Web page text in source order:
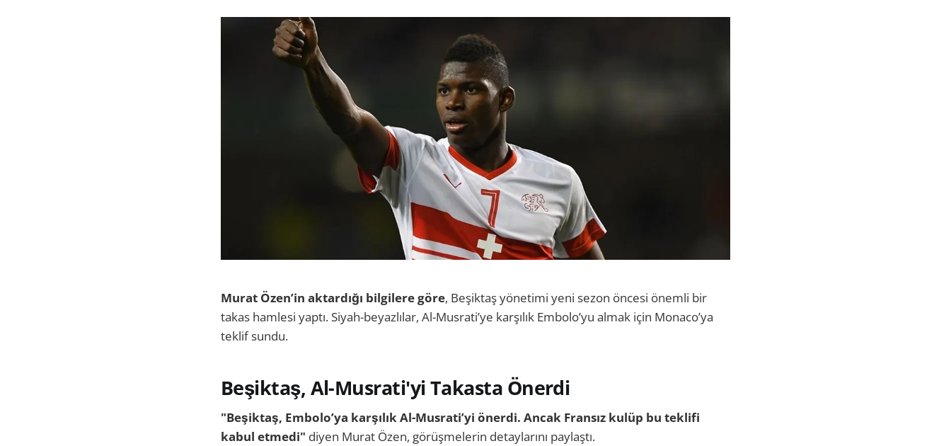
Murat Özen’in aktardığı bilgilere göre, Beşiktaş yönetimi yeni sezon öncesi önemli bir
takas hamlesi yaptı. Siyah-beyazlılar, Al-Musrati’ye karşılık Embolo’yu almak için Monaco’ya
teklif sundu.
Beşiktaş, Al-Musrati'yi Takasta Önerdi
"Beşiktaş, Embolo’ya karşılık Al-Musrati’yi önerdi. Ancak Fransız kulüp bu teklifi
kabul etmedi" diyen Murat Özen, görüşmelerin detaylarını paylaştı.